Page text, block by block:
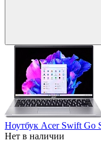
Ноутбук Acer Swift Go
Нет в наличии